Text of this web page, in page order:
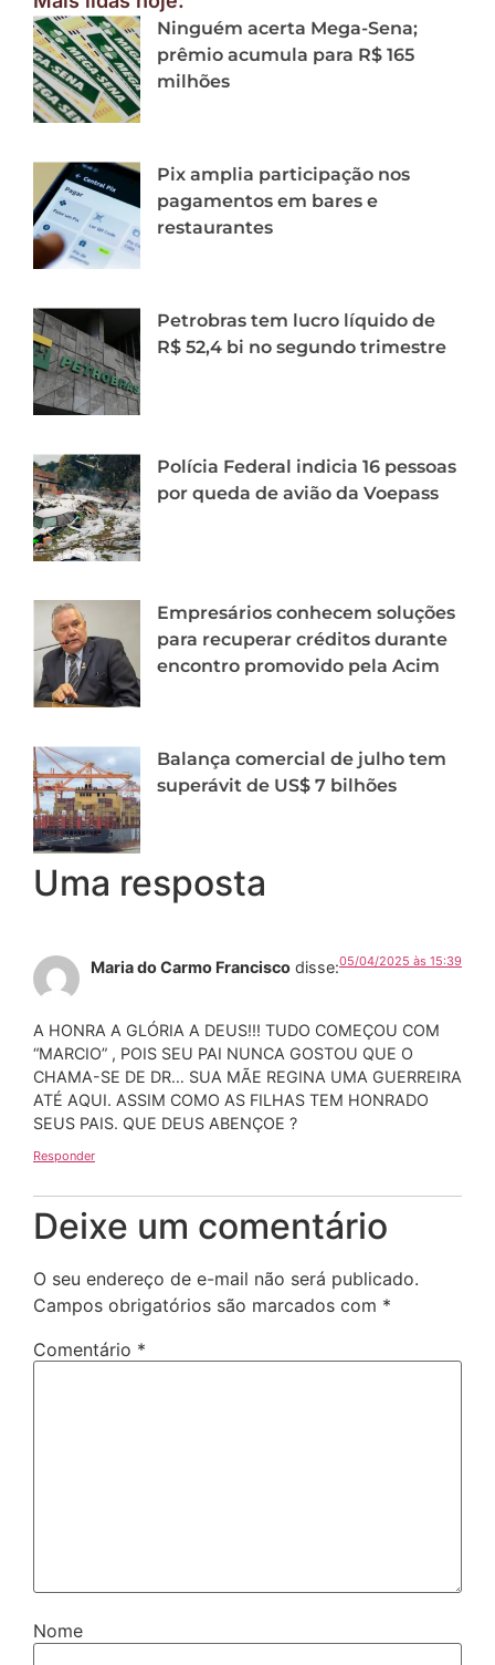
Ninguém acerta Mega-Sena;
prêmio acumula para R$ 165
milhões
Pix amplia participação nos
pagamentos em bares e
restaurantes
Petrobras tem lucro líquido de
R$ 52,4 bi no segundo trimestre
Polícia Federal indicia 16 pessoas
por queda de avião da Voepass
Empresários conhecem soluções
para recuperar créditos durante
encontro promovido pela Acim
Balança comercial de julho tem
superávit de US$ 7 bilhões
Uma resposta
Maria do Carmo Francisco disse:05/04/2025 às 15:39
A HONRA A GLÓRIA A DEUS!!! TUDO COMEÇOU COM
“MARCIO” , POIS SEU PAI NUNCA GOSTOU QUE O
CHAMA-SE DE DR… SUA MÃE REGINA UMA GUERREIRA
ATÉ AQUI. ASSIM COMO AS FILHAS TEM HONRADO
SEUS PAIS. QUE DEUS ABENÇOE ?
Responder
Deixe um comentário
O seu endereço de e-mail não será publicado.
Campos obrigatórios são marcados com *
Comentário *
Nome